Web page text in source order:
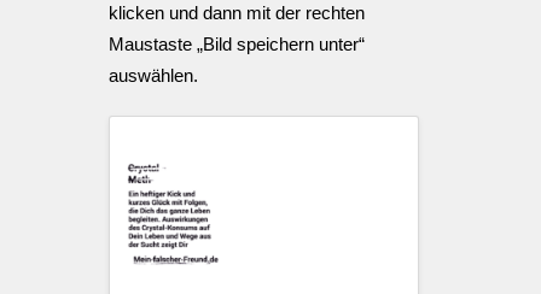
klicken und dann mit der rechten
Maustaste „Bild speichern unter“
auswählen.